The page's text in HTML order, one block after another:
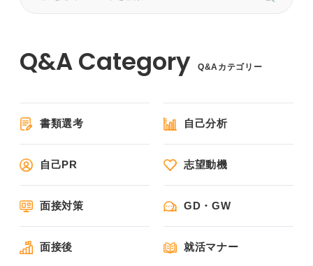
Q&Aカテゴリー
書類選考 自己分析
自己PR 志望動機
面接対策 GD・GW
面接後 就活マナー